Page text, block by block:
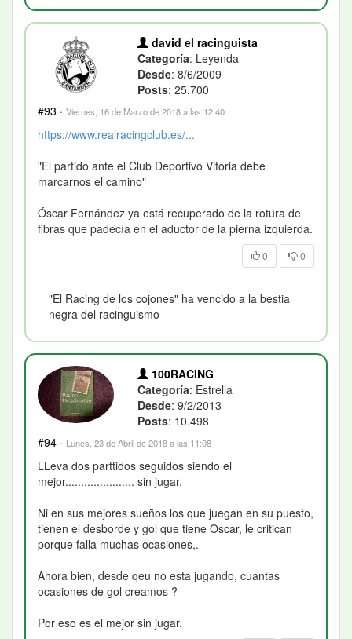
david el racinguista
Categoría: Leyenda
Desde: 8/6/2009
Posts: 25.700
#93 · Viernes, 16 de Marzo de 2018 a las 12:40
https://www.realracingclub.es/...
"El partido ante el Club Deportivo Vitoria debe
marcarnos el camino"
Óscar Fernández ya está recuperado de la rotura de
fibras que padecía en el aductor de la pierna izquierda.
0 0
"El Racing de los cojones" ha vencido a la bestia
negra del racinguismo
100RACING
Categoría: Estrella
Desde: 9/2/2013
Posts: 10.498
#94 · Lunes, 23 de Abril de 2018 a las 11:08
LLeva dos parttidos seguidos siendo el
mejor...................... sin jugar.
Ni en sus mejores sueños los que juegan en su puesto,
tienen el desborde y gol que tiene Oscar, le critican
porque falla muchas ocasiones,.
Ahora bien, desde qeu no esta jugando, cuantas
ocasiones de gol creamos ?
Por eso es el mejor sin jugar.